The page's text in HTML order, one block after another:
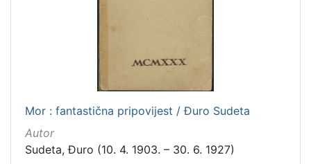
Mor : fantastična pripovijest / Đuro Sudeta
Autor
Sudeta, Đuro (10. 4. 1903. – 30. 6. 1927)